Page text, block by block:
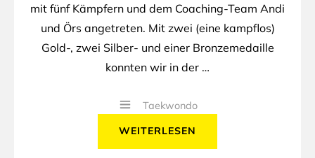
mit fünf Kämpfern und dem Coaching-Team Andi
und Örs angetreten. Mit zwei (eine kampflos)
Gold-, zwei Silber- und einer Bronzemedaille
konnten wir in der …
Taekwondo
WEITERLESEN